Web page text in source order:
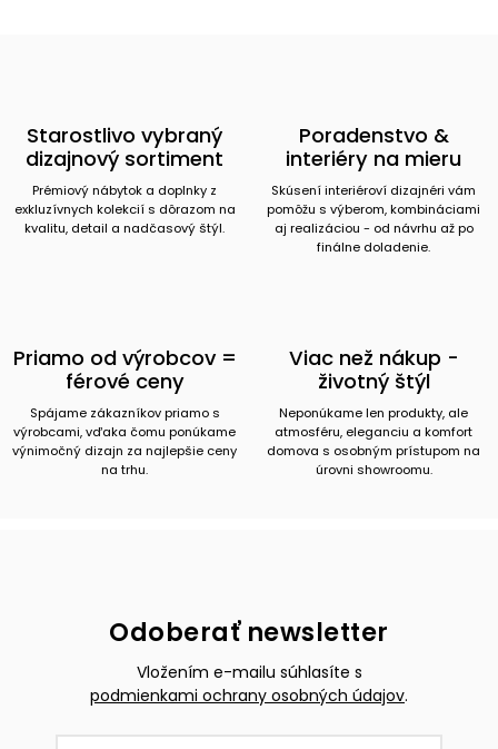
Starostlivo vybraný
dizajnový sortiment
Prémiový nábytok a doplnky z
exkluzívnych kolekcií s dôrazom na
kvalitu, detail a nadčasový štýl.
Poradenstvo &
interiéry na mieru
Skúsení interiéroví dizajnéri vám
pomôžu s výberom, kombináciami
aj realizáciou - od návrhu až po
finálne doladenie.
Priamo od výrobcov =
férové ceny
Spájame zákazníkov priamo s
výrobcami, vďaka čomu ponúkame
výnimočný dizajn za najlepšie ceny
na trhu.
Viac než nákup -
životný štýl
Neponúkame len produkty, ale
atmosféru, eleganciu a komfort
domova s osobným prístupom na
úrovni showroomu.
Odoberať newsletter
Vložením e-mailu súhlasíte s
podmienkami ochrany osobných údajov.